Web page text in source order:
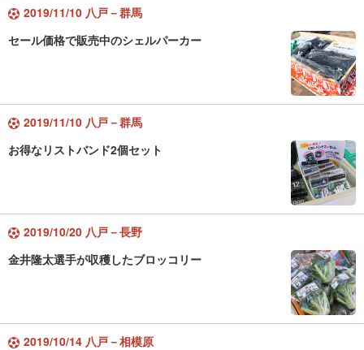
2019/11/10 八戸－群馬
セール価格で販売中のシェルパーカー
2019/11/10 八戸－群馬
お得なリストバンド2個セット
2019/10/20 八戸－長野
金井隆太選手が収穫したブロッコリー
2019/10/14 八戸－相模原